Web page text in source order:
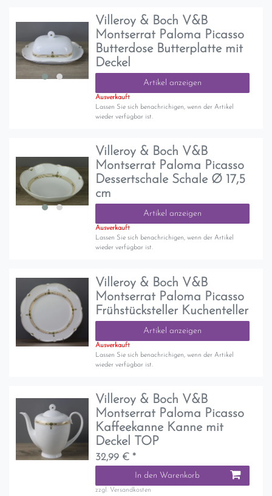
Villeroy & Boch V&B
Montserrat Paloma Picasso
Butterdose Butterplatte mit
Deckel
Artikel anzeigen
Ausverkauft
Lassen Sie sich benachrichigen, wenn der Artikel
wieder verfügbar ist.
Villeroy & Boch V&B
Montserrat Paloma Picasso
Dessertschale Schale Ø 17,5
cm
Artikel anzeigen
Ausverkauft
Lassen Sie sich benachrichigen, wenn der Artikel
wieder verfügbar ist.
Villeroy & Boch V&B
Montserrat Paloma Picasso
Frühstücksteller Kuchenteller
Artikel anzeigen
Ausverkauft
Lassen Sie sich benachrichigen, wenn der Artikel
wieder verfügbar ist.
Villeroy & Boch V&B
Montserrat Paloma Picasso
Kaffeekanne Kanne mit
Deckel TOP
32,99 € *
In den Warenkorb
zzgl. Versandkosten